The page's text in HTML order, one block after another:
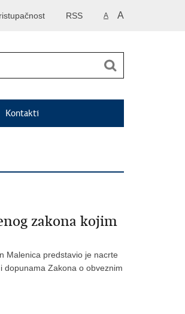
A A
RSS
Kontakti
zakona kojim
Malenica predstavio je nacrte
dopunama Zakona o obveznim